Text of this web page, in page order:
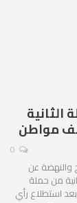
الثانية
والنهضة عن
من حملة
استطلاع رأي